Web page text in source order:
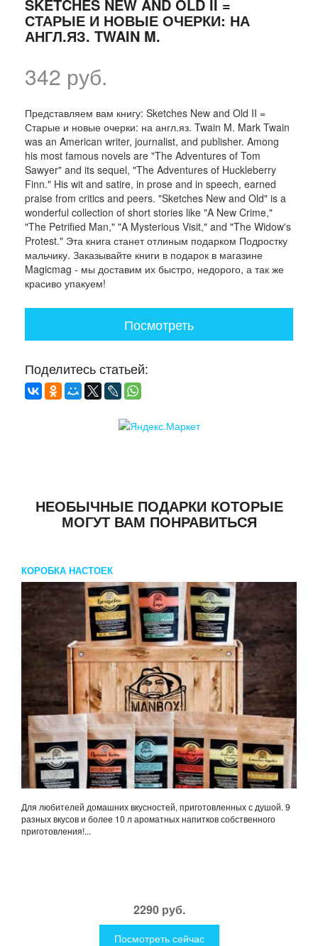
SKETCHES NEW AND OLD II =
СТАРЫЕ И НОВЫЕ ОЧЕРКИ: НА
АНГЛ.ЯЗ. TWAIN M.
342 руб.
Представляем вам книгу: Sketches New and Old II =
Старые и новые очерки: на англ.яз. Twain M. Mark Twain
was an American writer, journalist, and publisher. Among
his most famous novels are "The Adventures of Tom
Sawyer" and its sequel, "The Adventures of Huckleberry
Finn." His wit and satire, in prose and in speech, earned
praise from critics and peers. "Sketches New and Old" is a
wonderful collection of short stories like "A New Crime,"
"The Petrified Man," "A Mysterious Visit," and "The Widow's
Protest." Эта книга станет отлиным подарком Подростку
мальчику. Заказывайте книги в подарок в магазине
Magicmag - мы доставим их быстро, недорого, а так же
красиво упакуем!
Посмотреть
Поделитесь статьей:
НЕОБЫЧНЫЕ ПОДАРКИ КОТОРЫЕ
МОГУТ ВАМ ПОНРАВИТЬСЯ
КОРОБКА НАСТОЕК
Для любителей домашних вкусностей, приготовленных с душой. 9
разных вкусов и более 10 л ароматных напитков собственного
приготовления!...
2290 руб.
Посмотреть сейчас